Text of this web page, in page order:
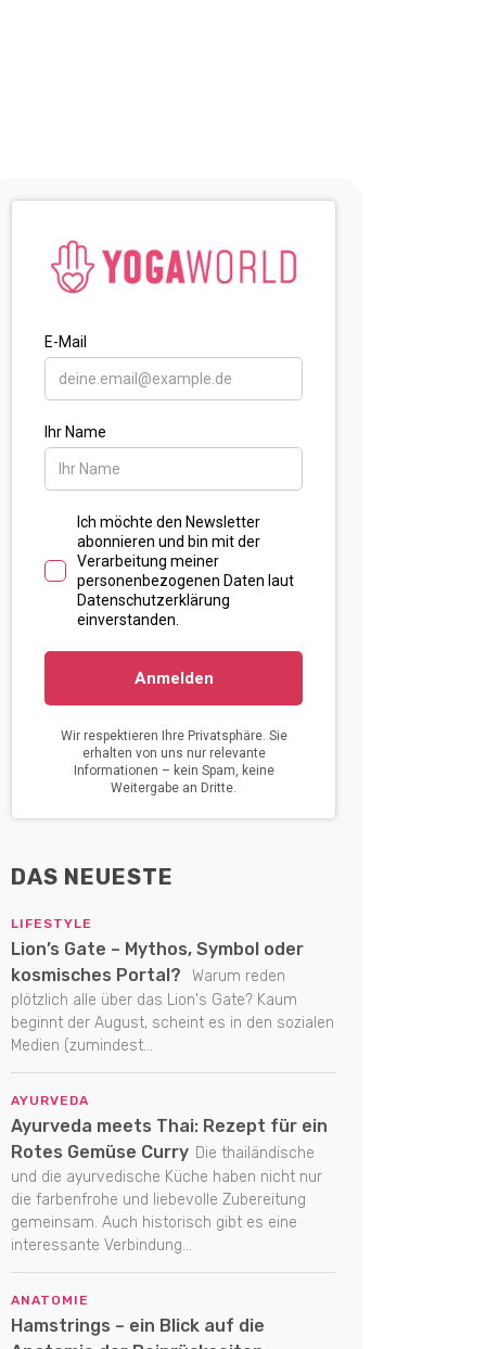
DAS NEUESTE
LIFESTYLE
Lion’s Gate – Mythos, Symbol oder
kosmisches Portal?
Warum reden
plötzlich alle über das Lion's Gate? Kaum
beginnt der August, scheint es in den sozialen
Medien (zumindest...
AYURVEDA
Ayurveda meets Thai: Rezept für ein
Rotes Gemüse Curry Die thailändische
und die ayurvedische Küche haben nicht nur
die farbenfrohe und liebevolle Zubereitung
gemeinsam. Auch historisch gibt es eine
interessante Verbindung...
ANATOMIE
Hamstrings – ein Blick auf die